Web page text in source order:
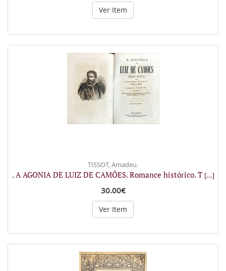
Ver Item
TISSOT, Amadeu.
. A AGONIA DE LUIZ DE CAMÕES. Romance histórico. T [...]
30.00€
Ver Item